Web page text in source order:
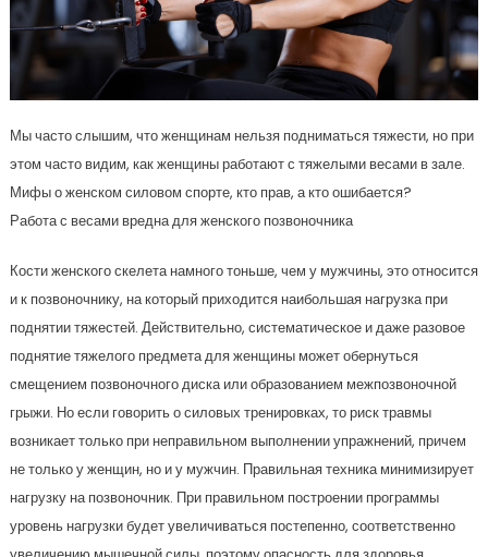
Мы часто слышим, что женщинам нельзя подниматься тяжести, но при
этом часто видим, как женщины работают с тяжелыми весами в зале.
Мифы о женском силовом спорте, кто прав, а кто ошибается?
Работа с весами вредна для женского позвоночника
Кости женского скелета намного тоньше, чем у мужчины, это относится
и к позвоночнику, на который приходится наибольшая нагрузка при
поднятии тяжестей. Действительно, систематическое и даже разовое
поднятие тяжелого предмета для женщины может обернуться
смещением позвоночного диска или образованием межпозвоночной
грыжи. Но если говорить о силовых тренировках, то риск травмы
возникает только при неправильном выполнении упражнений, причем
не только у женщин, но и у мужчин. Правильная техника минимизирует
нагрузку на позвоночник. При правильном построении программы
уровень нагрузки будет увеличиваться постепенно, соответственно